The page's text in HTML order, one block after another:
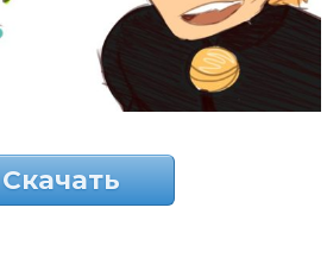
Скачать